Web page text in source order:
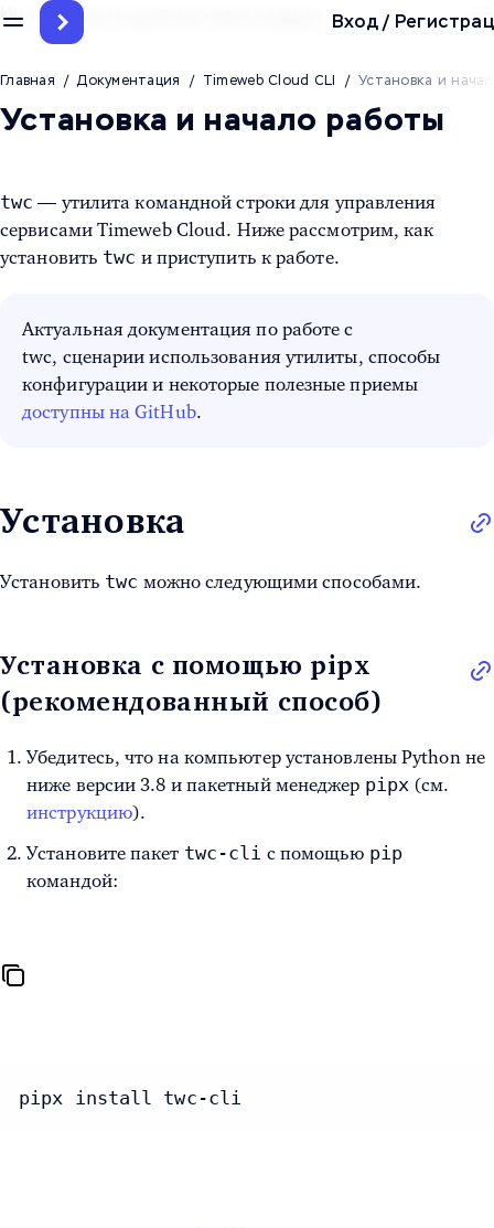
Вход/
Инструменты для автоматизации
Главная / Документация / Timeweb Cloud CLI / Установка и
Установка и начало работы
twc — утилита командной строки для управления
сервисами Timeweb Cloud. Ниже рассмотрим, как
установить twc и приступить к работе.
Актуальная документация по работе с
twc, сценарии использования утилиты, способы
конфигурации и некоторые полезные приемы
доступны на GitHub.
Установка
Установить twc можно следующими способами.
Установка с помощью pipx
(рекомендованный способ)
Убедитесь, что на компьютер установлены Python не
ниже версии 3.8 и пакетный менеджер pipx (см.
инструкцию).
Установите пакет twc-cli с помощью pip
командой:
pipx install twc-cli